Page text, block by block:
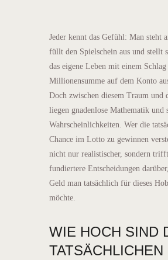
Jeder kennt das Gefühl: Man steht
füllt den Spielschein aus und stellt
das eigene Leben mit einem
Millionensumme auf dem Konto
Doch zwischen diesem Traum und
liegen gnadenlose Mathematik und
Wahrscheinlichkeiten. Wer die
Chance im Lotto zu gewinnen
nicht nur realistischer, sondern
fundiertere Entscheidungen
Geld man tatsächlich für dieses
möchte.
WIE HOCH SIND
TATSÄCHLICHEN